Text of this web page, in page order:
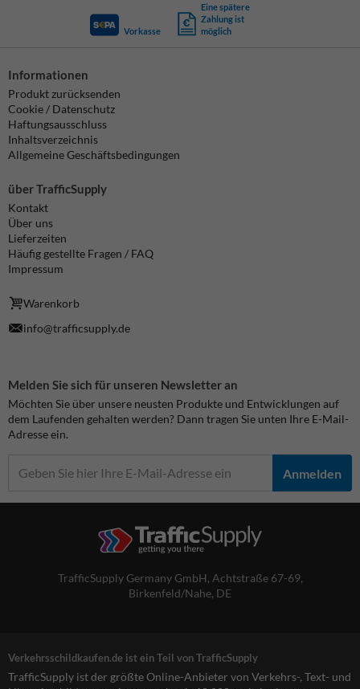
Vorkasse
Eine spätere
Zahlung ist
möglich
Informationen
Produkt zurücksenden
Cookie / Datenschutz
Haftungsausschluss
Inhaltsverzeichnis
Allgemeine Geschäftsbedingungen
über TrafficSupply
Kontakt
Über uns
Lieferzeiten
Häufig gestellte Fragen / FAQ
Impressum
Warenkorb
info@trafficsupply.de
Melden Sie sich für unseren Newsletter an
Möchten Sie über unsere neusten Produkte und Entwicklungen auf
dem Laufenden gehalten werden? Dann tragen Sie unten Ihre E-Mail-
Adresse ein.
Anmelden
TrafficSupply Germany GmbH, Achtstraße 67-69,
Birkenfeld/Nahe, DE
Verkehrsschildkaufen.de ist ein Teil von TrafficSupply
TrafficSupply ist der größte Online-Anbieter von Verkehrs-, Text- und